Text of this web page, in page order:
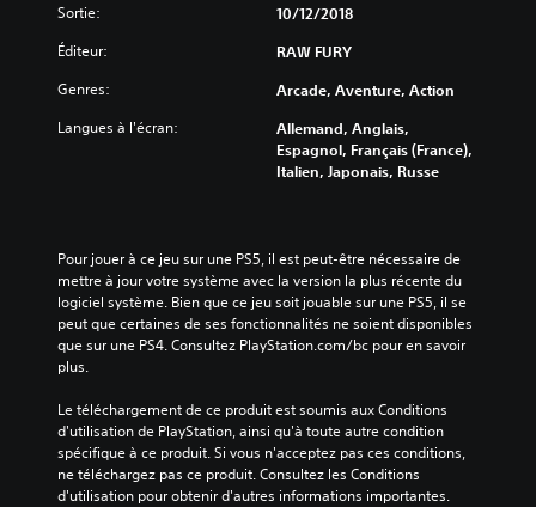
Sortie: 10/12/2018
Éditeur: RAW FURY
Genres: Arcade, Aventure, Action
Langues à l'écran:
Allemand, Anglais,
Espagnol, Français (France),
Italien, Japonais, Russe
Pour jouer à ce jeu sur une PS5, il est peut-être nécessaire de
mettre à jour votre système avec la version la plus récente du
logiciel système. Bien que ce jeu soit jouable sur une PS5, il se
peut que certaines de ses fonctionnalités ne soient disponibles
que sur une PS4. Consultez PlayStation.com/bc pour en savoir
plus.
Le téléchargement de ce produit est soumis aux Conditions
d'utilisation de PlayStation, ainsi qu'à toute autre condition
spécifique à ce produit. Si vous n'acceptez pas ces conditions,
ne téléchargez pas ce produit. Consultez les Conditions
d'utilisation pour obtenir d'autres informations importantes.